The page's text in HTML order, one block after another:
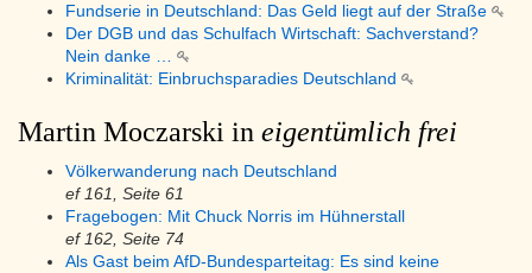
Fundserie in Deutschland: Das Geld liegt auf der Straße
Der DGB und das Schulfach Wirtschaft: Sachverstand?
Nein danke …
Kriminalität: Einbruchsparadies Deutschland
Martin Moczarski in eigentümlich frei
Völkerwanderung nach Deutschland
ef 161, Seite 61
Fragebogen: Mit Chuck Norris im Hühnerstall
ef 162, Seite 74
Als Gast beim AfD-Bundesparteitag: Es sind keine